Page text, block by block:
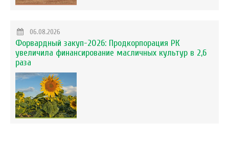
06.08.2026
Форвардный закуп-2026: Продкорпорация РК
увеличила финансирование масличных культур в 2,6
раза